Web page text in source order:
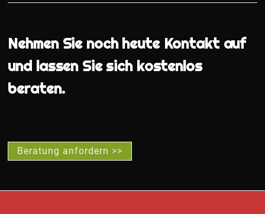
Nehmen Sie noch heute Kontakt auf
und lassen Sie sich kostenlos
beraten.
Beratung anfordern >>